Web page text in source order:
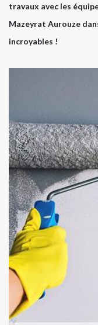
travaux avec les
Mazeyrat Aurouze
incroyables !